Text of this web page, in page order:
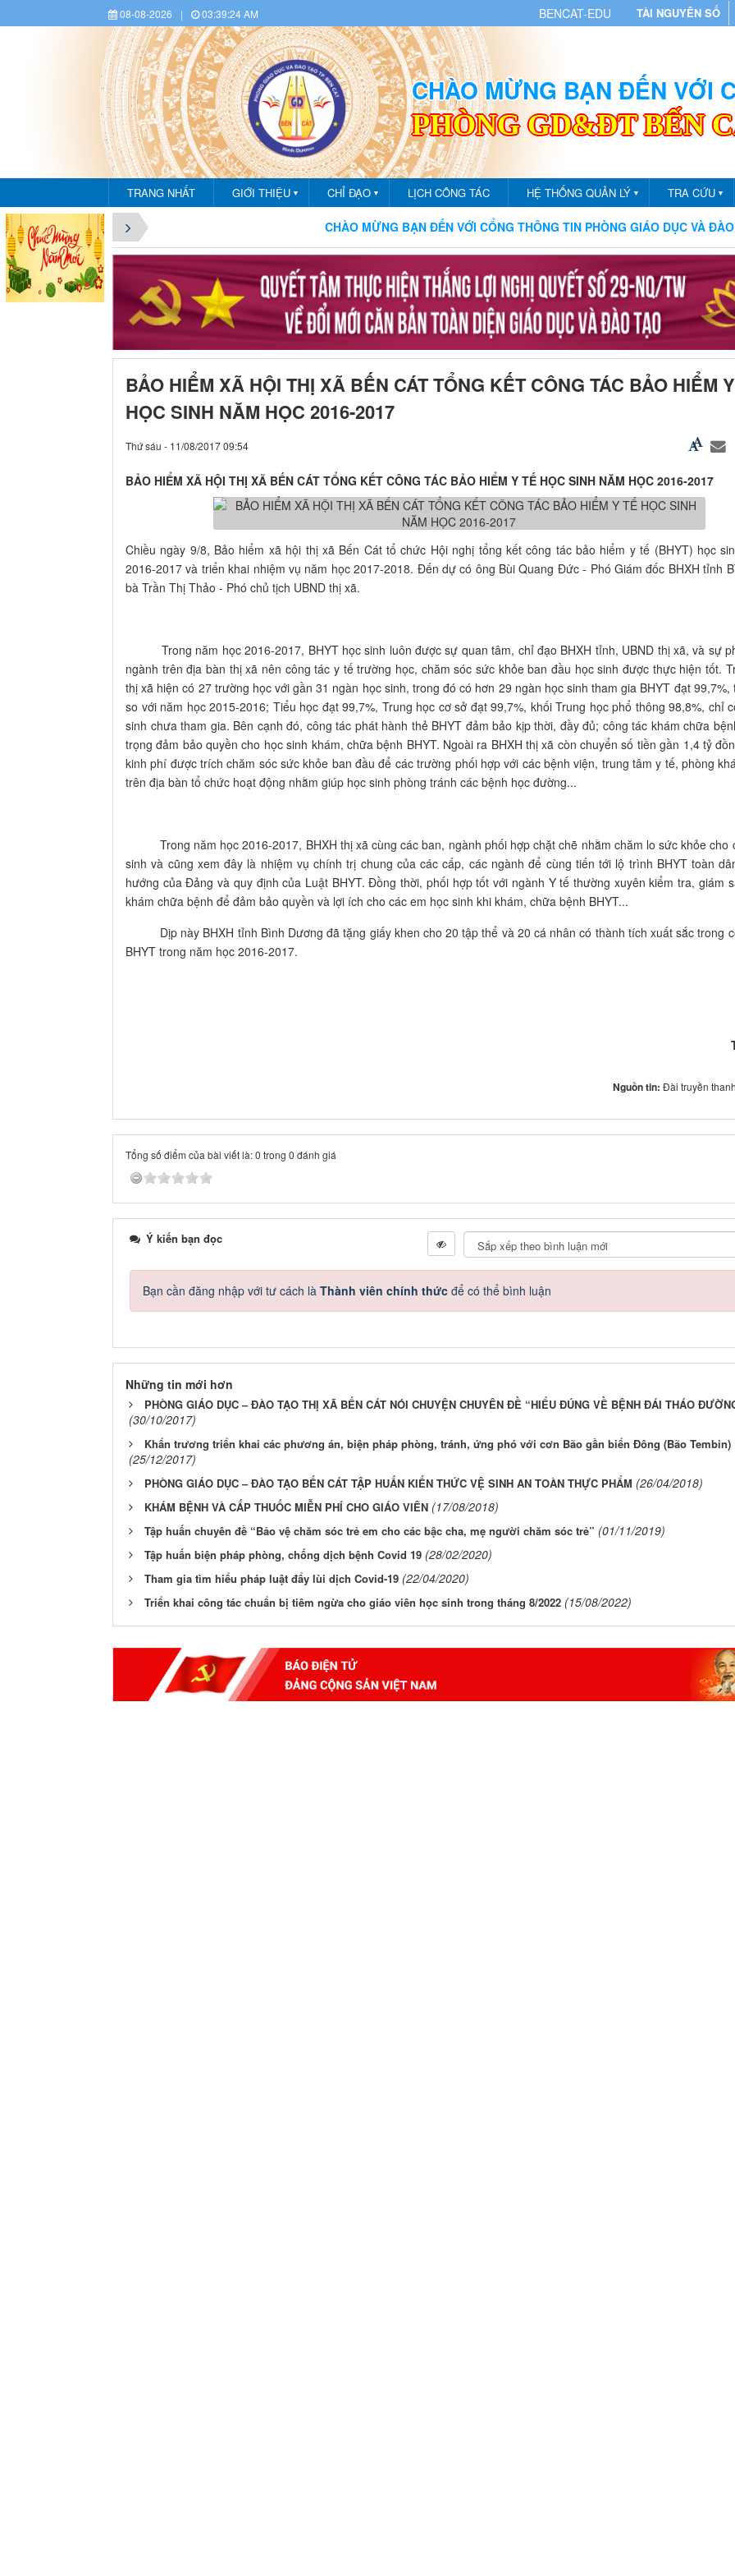
08-08-2026 | 03:39:25 AM BENCAT-EDU TÀI NGUYÊN SỐ
CHÀO MỪNG BẠN ĐẾN VỚI
PHÒNG GD&ĐT BẾN
TRANG NHẤT GIỚI THIỆU ▼ CHỈ ĐẠO ▼ LỊCH CÔNG TÁC HỆ THỐNG QUẢN LÝ ▼ TRA CỨU ▼
CHÀO MỪNG BẠN ĐẾN VỚI CỔNG THÔNG TIN PHÒNG GIÁO DỤC VÀ ĐÀO TẠO
BẢO HIỂM XÃ HỘI THỊ XÃ BẾN CÁT TỔNG KẾT CÔNG TÁC BẢO HIỂM
HỌC SINH NĂM HỌC 2016-2017
Thứ sáu - 11/08/2017 09:54
BẢO HIỂM XÃ HỘI THỊ XÃ BẾN CÁT TỔNG KẾT CÔNG TÁC BẢO HIỂM Y TẾ HỌC SINH NĂM HỌC 2016-2017
Chiều ngày 9/8, Bảo hiểm xã hội thị xã Bến Cát tổ chức Hội nghị tổng kết công tác bảo hiểm y tế (BHYT) học
2016-2017 và triển khai nhiệm vụ năm học 2017-2018. Đến dự có ông Bùi Quang Đức - Phó Giám đốc BHXH tỉnh
bà Trần Thị Thảo - Phó chủ tịch UBND thị xã.
Trong năm học 2016-2017, BHYT học sinh luôn được sự quan tâm, chỉ đạo BHXH tỉnh, UBND thị xã, và sự
ngành trên địa bàn thị xã nên công tác y tế trường học, chăm sóc sức khỏe ban đầu học sinh được thực hiện tốt.
thị xã hiện có 27 trường học với gần 31 ngàn học sinh, trong đó có hơn 29 ngàn học sinh tham gia BHYT đạt 99,7%,
so với năm học 2015-2016; Tiểu học đạt 99,7%, Trung học cơ sở đạt 99,7%, khối Trung học phổ thông 98,8%, chỉ
sinh chưa tham gia. Bên cạnh đó, công tác phát hành thẻ BHYT đảm bảo kịp thời, đầy đủ; công tác khám chữa
trọng đảm bảo quyền cho học sinh khám, chữa bệnh BHYT. Ngoài ra BHXH thị xã còn chuyển số tiền gần 1,4 tỷ
kinh phí được trích chăm sóc sức khỏe ban đầu để các trường phối hợp với các bệnh viện, trung tâm y tế, phòng
trên địa bàn tổ chức hoạt động nhằm giúp học sinh phòng tránh các bệnh học đường...
Trong năm học 2016-2017, BHXH thị xã cùng các ban, ngành phối hợp chặt chẽ nhằm chăm lo sức khỏe cho
sinh và cũng xem đây là nhiệm vụ chính trị chung của các cấp, các ngành để cùng tiến tới lộ trình BHYT toàn
hướng của Đảng và quy định của Luật BHYT. Đồng thời, phối hợp tốt với ngành Y tế thường xuyên kiểm tra, giám
khám chữa bệnh để đảm bảo quyền và lợi ích cho các em học sinh khi khám, chữa bệnh BHYT...
Dịp này BHXH tỉnh Bình Dương đã tặng giấy khen cho 20 tập thể và 20 cá nhân có thành tích xuất sắc trong
BHYT trong năm học 2016-2017.
Nguồn tin: Đài truyền
Tổng số điểm của bài viết là: 0 trong 0 đánh giá
Ý kiến bạn đọc
Bạn cần đăng nhập với tư cách là Thành viên chính thức để có thể bình luận
Những tin mới hơn
PHÒNG GIÁO DỤC – ĐÀO TẠO THỊ XÃ BẾN CÁT NÓI CHUYỆN CHUYÊN ĐỀ “HIỂU ĐÚNG VỀ BỆNH ĐÁI THÁO
(30/10/2017)
Khẩn trương triển khai các phương án, biện pháp phòng, tránh, ứng phó với cơn Bão gần biển Đông (Bão Tembin)
(25/12/2017)
PHÒNG GIÁO DỤC – ĐÀO TẠO BẾN CÁT TẬP HUẤN KIẾN THỨC VỆ SINH AN TOÀN THỰC PHẨM (26/04/2018)
KHÁM BỆNH VÀ CẤP THUỐC MIỄN PHÍ CHO GIÁO VIÊN (17/08/2018)
Tập huấn chuyên đề “Bảo vệ chăm sóc trẻ em cho các bậc cha, mẹ người chăm sóc trẻ” (01/11/2019)
Tập huấn biện pháp phòng, chống dịch bệnh Covid 19 (28/02/2020)
Tham gia tìm hiểu pháp luật đẩy lùi dịch Covid-19 (22/04/2020)
Triển khai công tác chuẩn bị tiêm ngừa cho giáo viên học sinh trong tháng 8/2022 (15/08/2022)